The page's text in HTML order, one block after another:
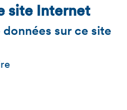
site Internet
sur ce site